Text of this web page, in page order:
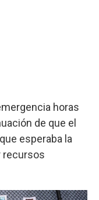
horas
de que el
esperaba la
recursos